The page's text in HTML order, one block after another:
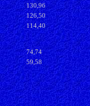
130,96
126,50
114,40
74,74
59,58